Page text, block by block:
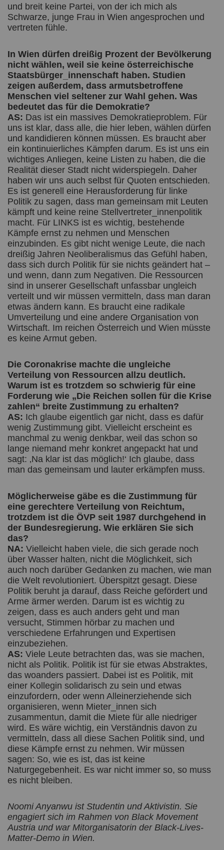
und breit keine Partei, von der ich mich als
Schwarze, junge Frau in Wien angesprochen und
vertreten fühle.
In Wien dürfen dreißig Prozent der Bevölkerung
nicht wählen, weil sie keine österreichische
Staatsbürger_innenschaft haben. Studien
zeigen außerdem, dass armutsbetroffene
Menschen viel seltener zur Wahl gehen. Was
bedeutet das für die Demokratie?
AS: Das ist ein massives Demokratieproblem. Für
uns ist klar, dass alle, die hier leben, wählen dürfen
und kandidieren können müssen. Es braucht aber
ein kontinuierliches Kämpfen darum. Es ist uns ein
wichtiges Anliegen, keine Listen zu haben, die die
Realität dieser Stadt nicht widerspiegeln. Daher
haben wir uns auch selbst für Quoten entschieden.
Es ist generell eine Herausforderung für linke
Politik zu sagen, dass man gemeinsam mit Leuten
kämpft und keine reine Stellvertreter_innenpolitik
macht. Für LINKS ist es wichtig, bestehende
Kämpfe ernst zu nehmen und Menschen
einzubinden. Es gibt nicht wenige Leute, die nach
dreißig Jahren Neoliberalismus das Gefühl haben,
dass sich durch Politik für sie nichts geändert hat –
und wenn, dann zum Negativen. Die Ressourcen
sind in unserer Gesellschaft unfassbar ungleich
verteilt und wir müssen vermitteln, dass man daran
etwas ändern kann. Es braucht eine radikale
Umverteilung und eine andere Organisation von
Wirtschaft. Im reichen Österreich und Wien müsste
es keine Armut geben.
Die Coronakrise machte die ungleiche
Verteilung von Ressourcen allzu deutlich.
Warum ist es trotzdem so schwierig für eine
Forderung wie „Die Reichen sollen für die Krise
zahlen“ breite Zustimmung zu erhalten?
AS: Ich glaube eigentlich gar nicht, dass es dafür
wenig Zustimmung gibt. Vielleicht erscheint es
manchmal zu wenig denkbar, weil das schon so
lange niemand mehr konkret angepackt hat und
sagt: ‚Na klar ist das möglich!‘ Ich glaube, dass
man das gemeinsam und lauter erkämpfen muss.
Möglicherweise gäbe es die Zustimmung für
eine gerechtere Verteilung von Reichtum,
trotzdem ist die ÖVP seit 1987 durchgehend in
der Bundesregierung. Wie erklären Sie sich
das?
NA: Vielleicht haben viele, die sich gerade noch
über Wasser halten, nicht die Möglichkeit, sich
auch noch darüber Gedanken zu machen, wie man
die Welt revolutioniert. Überspitzt gesagt. Diese
Politik beruht ja darauf, dass Reiche gefördert und
Arme ärmer werden. Darum ist es wichtig zu
zeigen, dass es auch anders geht und man
versucht, Stimmen hörbar zu machen und
verschiedene Erfahrungen und Expertisen
einzubeziehen.
AS: Viele Leute betrachten das, was sie machen,
nicht als Politik. Politik ist für sie etwas Abstraktes,
das woanders passiert. Dabei ist es Politik, mit
einer Kollegin solidarisch zu sein und etwas
einzufordern, oder wenn Alleinerziehende sich
organisieren, wenn Mieter_innen sich
zusammentun, damit die Miete für alle niedriger
wird. Es wäre wichtig, ein Verständnis davon zu
vermitteln, dass all diese Sachen Politik sind, und
diese Kämpfe ernst zu nehmen. Wir müssen
sagen: So, wie es ist, das ist keine
Naturgegebenheit. Es war nicht immer so, so muss
es nicht bleiben.
Noomi Anyanwu ist Studentin und Aktivistin. Sie
engagiert sich im Rahmen von Black Movement
Austria und war Mitorganisatorin der Black-Lives-
Matter-Demo in Wien.